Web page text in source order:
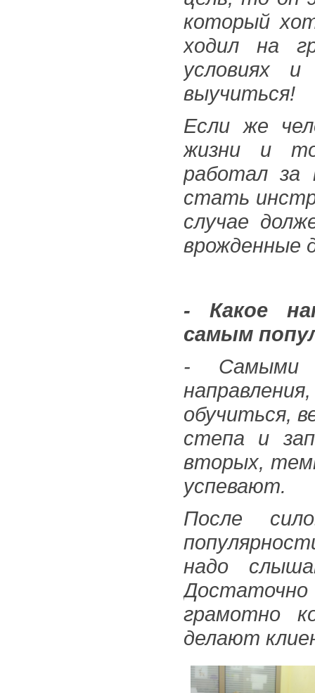
который
ходил на
условиях
выучиться!
Если же
жизни и
работал за
стать
случае
врожденные
- Какое
самым
- Самыми
обучиться,
степа и
вторых,
успевают.
После
надо
грамотно
делают